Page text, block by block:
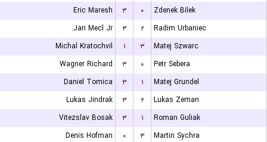
Eric Maresh
۳ ۰
Zdenek Bilek
Jan Mecl Jr.
۳ ۲
Radim Urbaniec
Michal Kratochvil
۱ ۳
Matej Szwarc
Wagner Richard
۳ ۰
Petr Sebera
Daniel Tomica
۳ ۱
Matej Grundel
Lukas Jindrak
۳ ۲
Lukas Zeman
Vitezslav Bosak
۳ ۱
Roman Guliak
Denis Hofman
۰ ۳
Martin Sychra